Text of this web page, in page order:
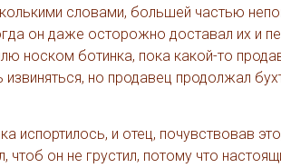
словами, большей частью
он даже осторожно доставал их и
носком ботинка, пока какой-то
извиняться, но продавец продолжал
испортилось, и отец, почувствовав
чтоб он не грустил, потому что